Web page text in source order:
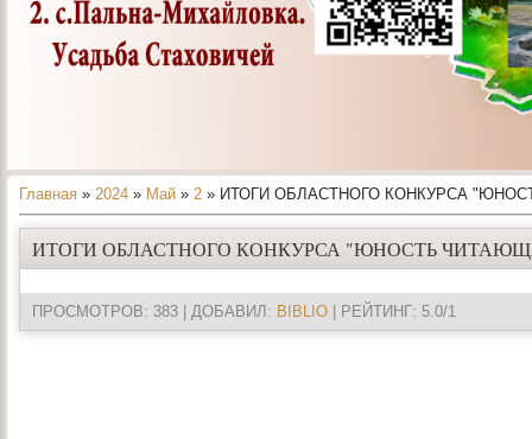
Главная » 2024 » Май » 2 » ИТОГИ ОБЛАСТНОГО КОНКУРСА
ИТОГИ ОБЛАСТНОГО КОНКУРСА "ЮНОСТЬ
ПРОСМОТРОВ: 383 | ДОБАВИЛ: BIBLIO | РЕЙТИНГ: 5.0/1